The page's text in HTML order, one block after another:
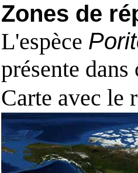
Zones de
L'espèce
présente dans
Carte avec